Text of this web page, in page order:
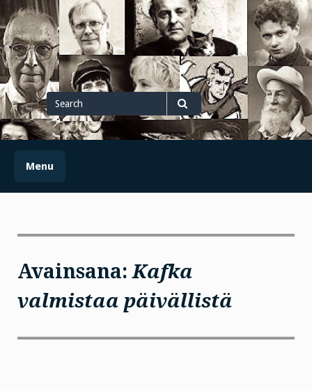
Skip
to
content
Search
for
Search
Menu
Avainsana:Kafka
valmistaa päivällistä